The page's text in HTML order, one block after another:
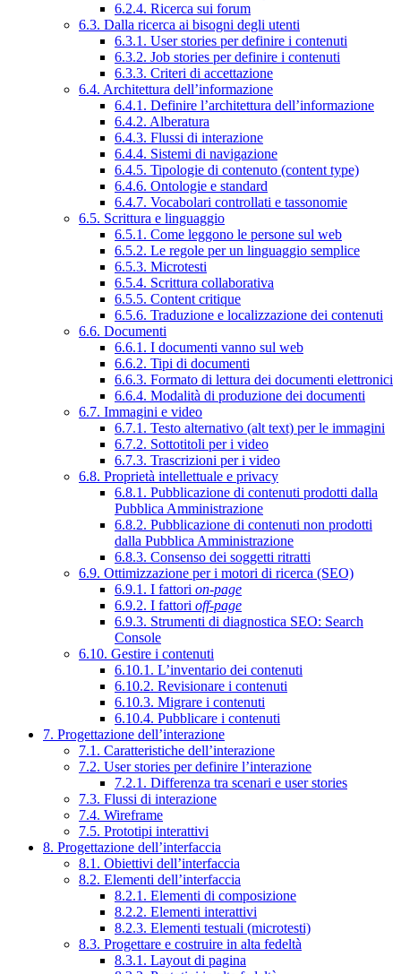
6.2.4. Ricerca sui forum
6.3. Dalla ricerca ai bisogni degli utenti
6.3.1. User stories per definire i contenuti
6.3.2. Job stories per definire i contenuti
6.3.3. Criteri di accettazione
6.4. Architettura dell’informazione
6.4.1. Definire l’architettura dell’informazione
6.4.2. Alberatura
6.4.3. Flussi di interazione
6.4.4. Sistemi di navigazione
6.4.5. Tipologie di contenuto (content type)
6.4.6. Ontologie e standard
6.4.7. Vocabolari controllati e tassonomie
6.5. Scrittura e linguaggio
6.5.1. Come leggono le persone sul web
6.5.2. Le regole per un linguaggio semplice
6.5.3. Microtesti
6.5.4. Scrittura collaborativa
6.5.5. Content critique
6.5.6. Traduzione e localizzazione dei contenuti
6.6. Documenti
6.6.1. I documenti vanno sul web
6.6.2. Tipi di documenti
6.6.3. Formato di lettura dei documenti elettronici
6.6.4. Modalità di produzione dei documenti
6.7. Immagini e video
6.7.1. Testo alternativo (alt text) per le immagini
6.7.2. Sottotitoli per i video
6.7.3. Trascrizioni per i video
6.8. Proprietà intellettuale e privacy
6.8.1. Pubblicazione di contenuti prodotti dalla
Pubblica Amministrazione
6.8.2. Pubblicazione di contenuti non prodotti
dalla Pubblica Amministrazione
6.8.3. Consenso dei soggetti ritratti
6.9. Ottimizzazione per i motori di ricerca (SEO)
6.9.1. I fattori on-page
6.9.2. I fattori off-page
6.9.3. Strumenti di diagnostica SEO: Search
Console
6.10. Gestire i contenuti
6.10.1. L’inventario dei contenuti
6.10.2. Revisionare i contenuti
6.10.3. Migrare i contenuti
6.10.4. Pubblicare i contenuti
7. Progettazione dell’interazione
7.1. Caratteristiche dell’interazione
7.2. User stories per definire l’interazione
7.2.1. Differenza tra scenari e user stories
7.3. Flussi di interazione
7.4. Wireframe
7.5. Prototipi interattivi
8. Progettazione dell’interfaccia
8.1. Obiettivi dell’interfaccia
8.2. Elementi dell’interfaccia
8.2.1. Elementi di composizione
8.2.2. Elementi interattivi
8.2.3. Elementi testuali (microtesti)
8.3. Progettare e costruire in alta fedeltà
8.3.1. Layout di pagina